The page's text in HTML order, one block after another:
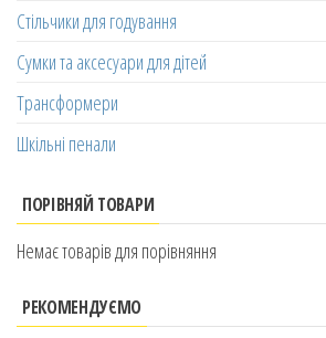
Стільчики для годування
Сумки та аксесуари для дітей
Трансформери
Шкільні пенали
ПОРІВНЯЙ ТОВАРИ
Немає товарів для порівняння
РЕКОМЕНДУЄМО